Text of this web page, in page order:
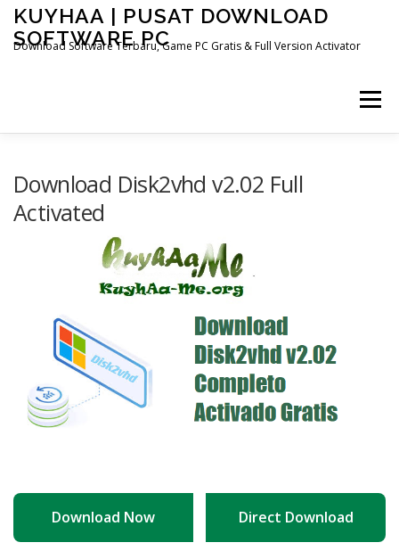
Skip
content
KUYHAA | PUSAT DOWNLOAD
SOFTWARE PC
Download Software Terbaru, Game PC Gratis & Full Version Activator
Menu
OTHER PAGES
Download Disk2vhd v2.02 Full
Activated
Download Now Direct Download